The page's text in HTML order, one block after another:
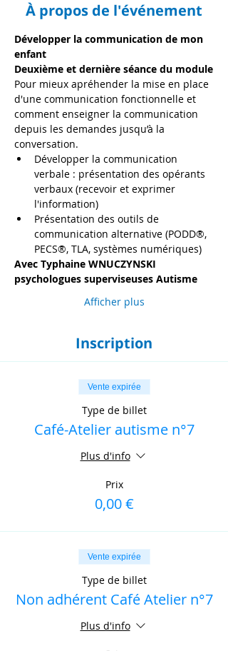
À propos de l'événement
Développer la communication de mon
enfant
Deuxième et dernière séance du module
Pour mieux apréhender la mise en place
d'une communication fonctionnelle et
comment enseigner la communication
depuis les demandes jusqu’à la
conversation.
Développer la communication
verbale : présentation des opérants
verbaux (recevoir et exprimer
l'information)
Présentation des outils de
communication alternative (PODD®,
PECS®, TLA, systèmes numériques)
Avec Typhaine WNUCZYNSKI
psychologues superviseuses Autisme
Afficher plus
Inscription
Vente expirée
Type de billet
Café-Atelier autisme n°7
Plus d'info
Prix
0,00 €
Vente expirée
Type de billet
Non adhérent Café Atelier n°7
Plus d'info